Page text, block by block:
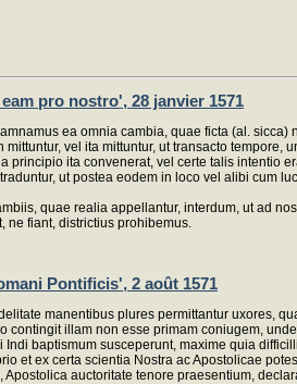
pro nostro', 28 janvier 1571
ea omnia cambia, quae ficta (al.
mittuntur, vel ita mittuntur, ut transacto
principio ita convenerat, vel certe talis intentio
ut postea eodem in loco vel alibi cum
quae realia appellantur, interdum, ut ad
ne fiant, districtius prohibemus.
Pontificis', 2 août 1571
manentibus plures permittantur uxores,
contingit illam non esse primam coniugem,
Indi baptismum susceperunt, maxime quia
et ex certa scientia Nostra ac Apostolicae
auctoritate tenore praesentium,